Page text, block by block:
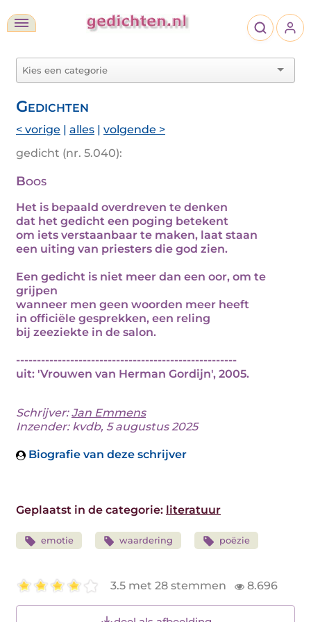
Gedichten
< vorige | alles | volgende >
gedicht (nr. 5.040):
Boos
Het is bepaald overdreven te denken
dat het gedicht een poging betekent
om iets verstaanbaar te maken, laat staan
een uiting van priesters die god zien.
Een gedicht is niet meer dan een oor, om te
grijpen
wanneer men geen woorden meer heeft
in officiële gesprekken, een reling
bij zeeziekte in de salon.
-----------------------------------------------------
uit: 'Vrouwen van Herman Gordijn', 2005.
Schrijver:Jan Emmens
Inzender: kvdb, 5 augustus 2025
Biografie van deze schrijver
Geplaatst in de categorie: literatuur
emotie waardering poëzie
3.5 met 28 stemmen 8.696